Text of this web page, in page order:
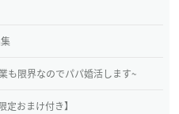
も限界なのでパパ婚活します~
おまけ付き】